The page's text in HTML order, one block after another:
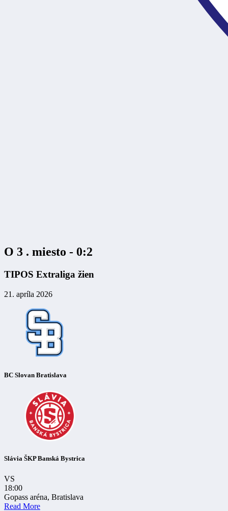
O 3 . miesto - 0:2
TIPOS Extraliga žien
21. apríla 2026
BC Slovan Bratislava
Slávia ŠKP Banská Bystrica
VS
18:00
Gopass aréna, Bratislava
Read More